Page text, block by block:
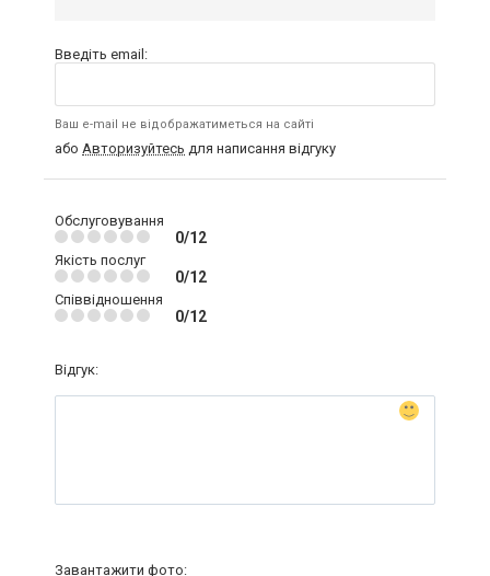
Введіть email:
Ваш e-mail не відображатиметься на сайті
або Авторизуйтесь для написання відгуку
Обслуговування
0/12
Якість послуг
0/12
Співвідношення
0/12
Відгук:
Завантажити фото: